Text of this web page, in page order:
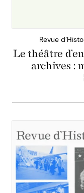
Revue
Le théâtre
archives :